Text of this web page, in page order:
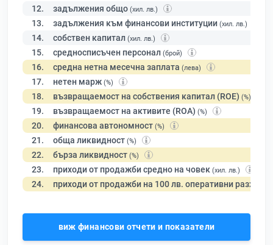
12. задължения общо (хил. лв.)
13. задължения към финансови институции (хил. лв.)
14. собствен капитал (хил. лв.)
15. средносписъчен персонал (брой)
16. средна нетна месечна заплата (лева)
17. нетен марж (%)
18. възвращаемост на собствения капитал (ROE) (%)
19. възвращаемост на активите (ROA) (%)
20. финансова автономност (%)
21. обща ликвидност (%)
22. бърза ликвидност (%)
23. приходи от продажби средно на човек (хил. лв.)
24. приходи от продажби на 100 лв. оперативни разходи
виж финансови отчети и показатели